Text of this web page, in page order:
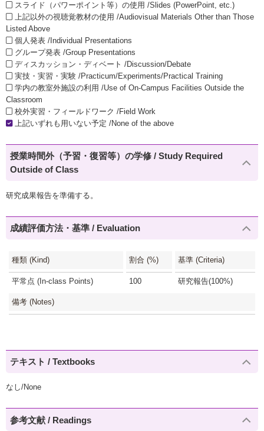
スライド（パワーポイント等）の使用 /Slides (PowerPoint, etc.)
上記以外の視聴覚教材の使用 /Audiovisual Materials Other than Those
Listed Above
個人発表 /Individual Presentations
グループ発表 /Group Presentations
ディスカッション・ディベート /Discussion/Debate
実技・実習・実験 /Practicum/Experiments/Practical Training
学内の教室外施設の利用 /Use of On-Campus Facilities Outside the
Classroom
校外実習・フィールドワーク /Field Work
上記いずれも用いない予定 /None of the above
授業時間外（予習・復習等）の学修 / Study Required
Outside of Class
研究成果報告を準備する。
成績評価方法・基準 / Evaluation
種類 (Kind) 割合 (%) 基準 (Criteria)
平常点 (In-class Points) 100 研究報告(100%)
備考 (Notes)
テキスト / Textbooks
なし/None
参考文献 / Readings